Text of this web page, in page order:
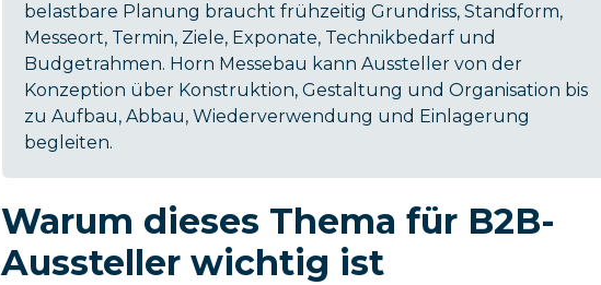
belastbare Planung braucht frühzeitig Grundriss, Standform,
Messeort, Termin, Ziele, Exponate, Technikbedarf und
Budgetrahmen. Horn Messebau kann Aussteller von der
Konzeption über Konstruktion, Gestaltung und Organisation bis
zu Aufbau, Abbau, Wiederverwendung und Einlagerung
begleiten.
Warum dieses Thema für B2B-
Aussteller wichtig ist